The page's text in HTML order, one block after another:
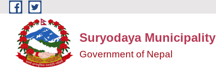
Skip to main content
Suryodaya Municipality
Government of Nepal